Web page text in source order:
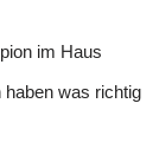
im Haus
haben was richtig